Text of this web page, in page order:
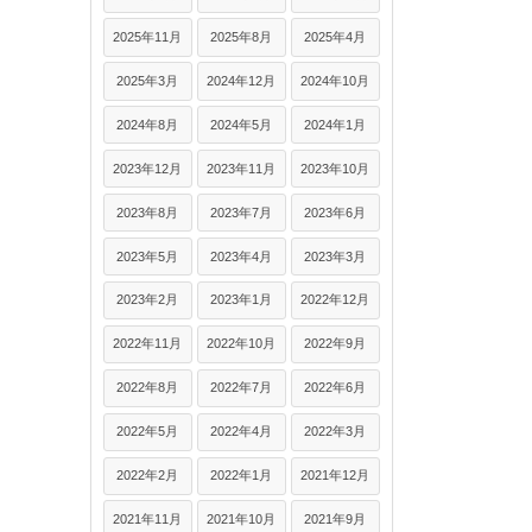
2025年11月 2025年8月 2025年4月
2025年3月 2024年12月 2024年10月
2024年8月 2024年5月 2024年1月
2023年12月 2023年11月 2023年10月
2023年8月 2023年7月 2023年6月
2023年5月 2023年4月 2023年3月
2023年2月 2023年1月 2022年12月
2022年11月 2022年10月 2022年9月
2022年8月 2022年7月 2022年6月
2022年5月 2022年4月 2022年3月
2022年2月 2022年1月 2021年12月
2021年11月 2021年10月 2021年9月